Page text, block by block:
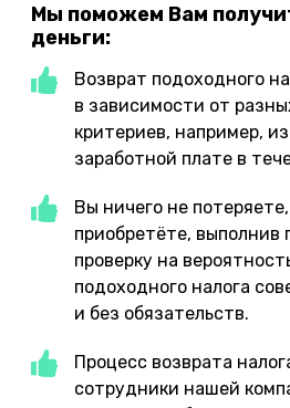
Мы поможем Вам
деньги:
Возврат подоходного
в зависимости от
критериев, например,
заработной плате в
Вы ничего не
приобретёте, выполнив
проверку на
подоходного налога
и без обязательств.
Процесс возврата
сотрудники нашей